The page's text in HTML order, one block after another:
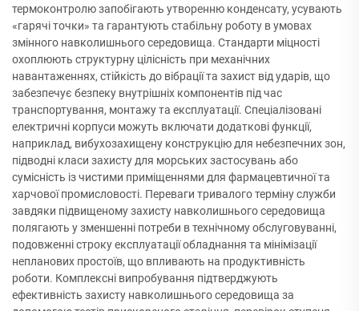
термоконтролю запобігають утворенню конденсату, усувають
«гарячі точки» та гарантують стабільну роботу в умовах
змінного навколишнього середовища. Стандарти міцності
охоплюють структурну цілісність при механічних
навантаженнях, стійкість до вібрації та захист від ударів, що
забезпечує безпеку внутрішніх компонентів під час
транспортування, монтажу та експлуатації. Спеціалізовані
електричні корпуси можуть включати додаткові функції,
наприклад, вибухозахищену конструкцію для небезпечних зон,
підводні класи захисту для морських застосувань або
сумісність із чистими приміщеннями для фармацевтичної та
харчової промисловості. Переваги тривалого терміну служби
завдяки підвищеному захисту навколишнього середовища
полягають у зменшенні потреби в технічному обслуговуванні,
подовженні строку експлуатації обладнання та мінімізації
непланових простоїв, що впливають на продуктивність
роботи. Комплексні випробування підтверджують
ефективність захисту навколишнього середовища за